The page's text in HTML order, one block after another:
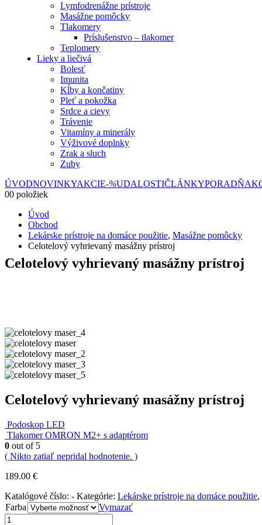
Lymfodrenážne prístroje
Masážne pomôcky
Tlakomery
Príslušenstvo – tlakomer
Teplomery
Lieky a liečivá
Bolesť
Imunita
Kĺby a končatiny
Pleť a pokožka
Srdce a cievy
Trávenie
Vitamíny a minerály
Výživové doplnky
Zrak a sluch
Zuby
ÚVODNOVINKYAKCIE-%UDALOSTIČLÁNKYPORADŇA
00 položiek
Úvod
Obchod
Lekárske prístroje na domáce použitie, Masážne pomôcky
Celotelový vyhrievaný masážny prístroj
Celotelový vyhrievaný masážny prístroj
Celotelový vyhrievaný masážny prístroj
Podoskop LED
Tlakomer OMRON M2+ s adaptérom
0 out of 5
( Nikto zatiaľ nepridal hodnotenie. )
189.00 €
Katalógové číslo: - Kategórie: Lekárske prístroje na domáce použitie,
Farba
Vymazať